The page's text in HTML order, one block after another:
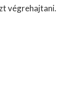
végrehajtani.